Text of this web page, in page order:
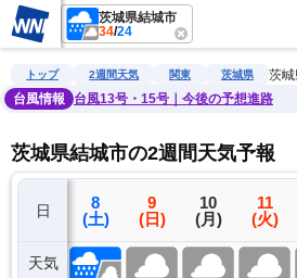
茨城県結城市
34/24
雨雲レーダー 台風情報 地震情報 警
トップ 2週間天気 関東 茨城県
茨
台風情報
台風13号・15号｜今後の予想進路
茨城県結城市の2週間天気予報
日
天気
7
(金)
8
(土)
9
(日)
10
(月)
11
(火)